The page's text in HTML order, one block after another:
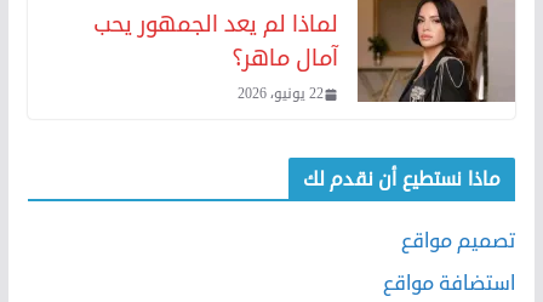
لماذا لم يعد الجمهور يحب
آمال ماهر؟
22 يونيو، 2026
ماذا نستطيع أن نقدم لك
تصميم مواقع
استضافة مواقع